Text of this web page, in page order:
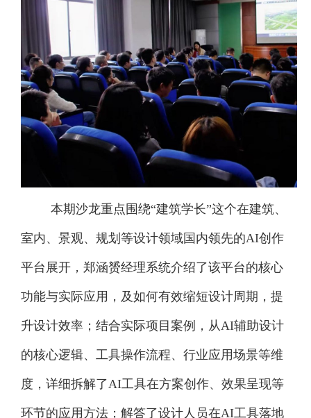
本期沙龙重点围绕“建筑学长”这个在建筑、
室内、景观、规划等设计领域国内领先的AI创作
平台展开，郑涵赟经理系统介绍了该平台的核心
功能与实际应用，及如何有效缩短设计周期，提
升设计效率；结合实际项目案例，从AI辅助设计
的核心逻辑、工具操作流程、行业应用场景等维
度，详细拆解了AI工具在方案创作、效果呈现等
环节的应用方法；解答了设计人员在AI工具落地